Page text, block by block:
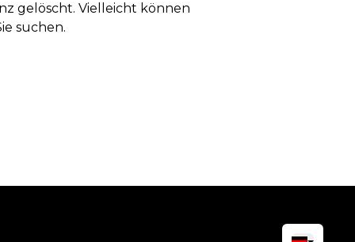
gelöscht. Vielleicht können
suchen.